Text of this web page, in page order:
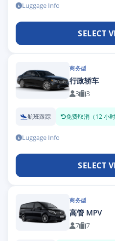
Luggage Info
SELECT
商务型
行政轿车
3 3
航班跟踪 免费取消（12 小时
Luggage Info
SELECT
商务型
高管 MPV
7 7